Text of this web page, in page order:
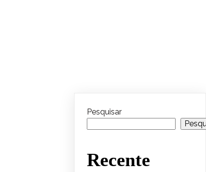
Pesquisar
Recente